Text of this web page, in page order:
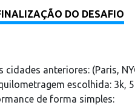
DO DESAFIO
cidades anteriores: (Paris,
escolhida: 3k,
de forma simples: